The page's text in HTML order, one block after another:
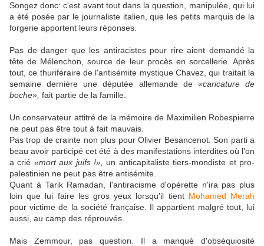
Songez donc: c'est avant tout dans la question, manipulée, qui lui
a été posée par le journaliste italien, que les petits marquis de la
forgerie apportent leurs réponses.
Pas de danger que les antiracistes pour rire aient demandé la
tête de Mélenchon, source de leur procès en sorcellerie. Après
tout, ce thuriféraire de l'antisémite mystique Chavez, qui traitait la
semaine dernière une députée allemande de «caricature de
boche», fait partie de la famille.
Un conservateur attitré de la mémoire de Maximilien Robespierre
ne peut pas être tout à fait mauvais.
Pas trop de crainte non plus pour Olivier Besancenot. Son parti a
beau avoir participé cet été à des manifestations interdites où l'on
a crié «mort aux juifs !»,
un anticapitaliste tiers-mondiste et pro-
palestinien ne peut pas être antisémite.
Quant à Tarik Ramadan, l'antiracisme d'opérette n'ira pas plus
loin que lui faire les gros yeux lorsqu'il tient Mohamed Merah
pour victime de la société française. Il appartient malgré tout, lui
aussi, au camp des réprouvés.
Mais Zemmour, pas question. Il a manqué d'obséquiosité